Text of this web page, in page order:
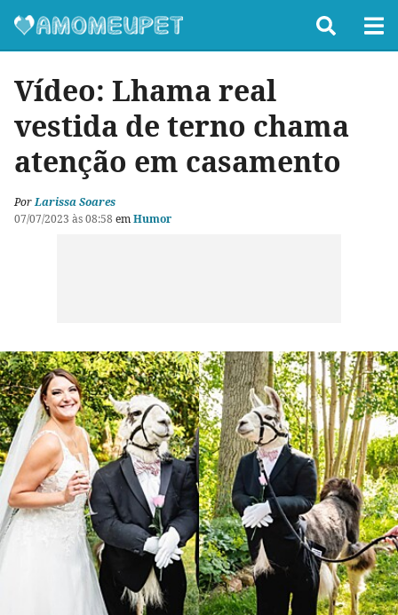
Vídeo: Lhama real
vestida de terno chama
atenção em casamento
PorLarissa Soares
07/07/2023 às 08:58 emHumor